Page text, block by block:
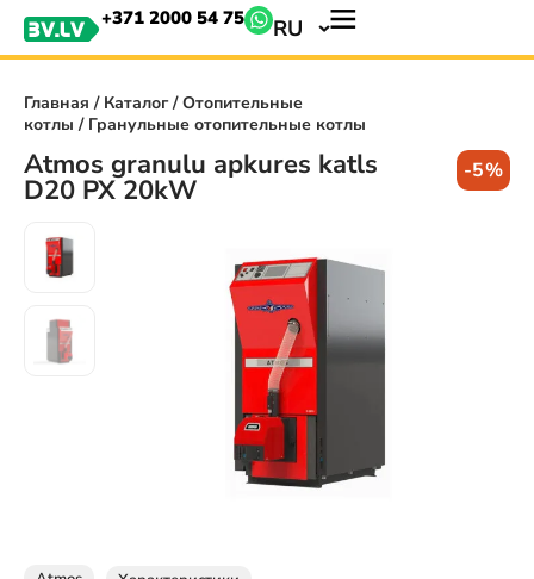
+371 2000 54 75 RU
Главная / Каталог/Отопительные
котлы / Гранульные отопительные котлы
Atmos granulu apkures katls
D20 PX 20kW
-5%